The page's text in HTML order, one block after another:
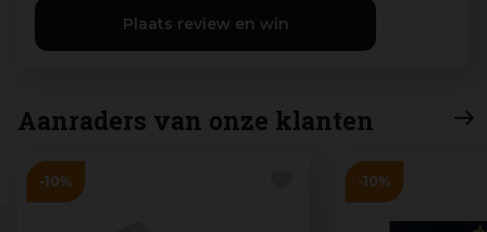
Aanraders van onze klanten